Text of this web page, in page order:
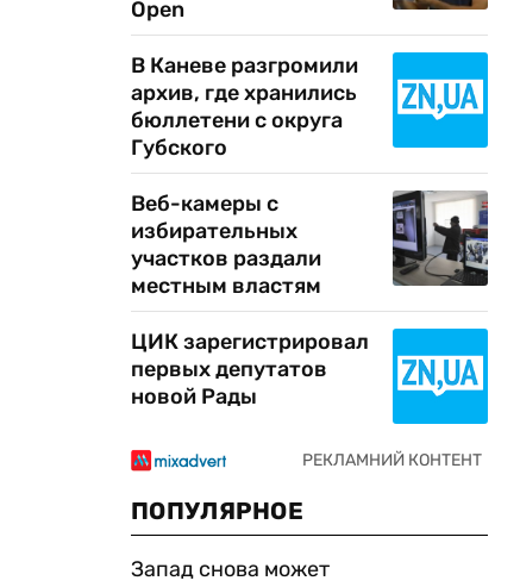
Open
В Каневе разгромили
архив, где хранились
бюллетени с округа
Губского
Веб-камеры с
избирательных
участков раздали
местным властям
ЦИК зарегистрировал
первых депутатов
новой Рады
ПОПУЛЯРНОЕ
Запад снова может